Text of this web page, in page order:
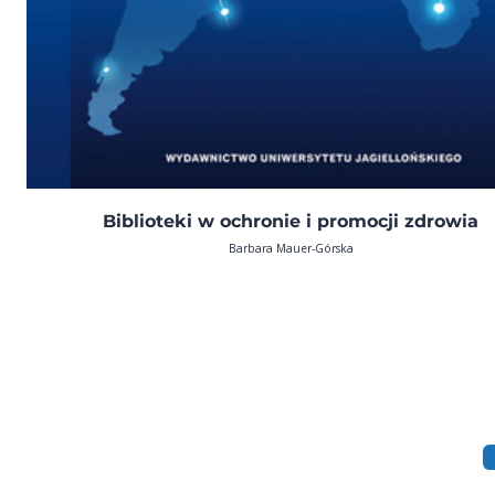
Biblioteki w ochronie i promocji zdrowia
Barbara Mauer-Górska